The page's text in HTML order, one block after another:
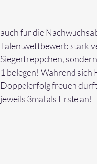
auch für die
Talentwettbewerb stark
Siegertreppchen,
1 belegen! Während sich
Doppelerfolg freuen
jeweils 3mal als Erste an!